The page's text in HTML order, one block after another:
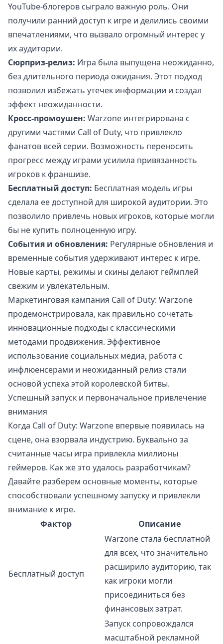
YouTube-блогеров сыграло важную роль. Они
получили ранний доступ к игре и делились своими
впечатлениями, что вызвало огромный интерес у
их аудитории.
Сюрприз-релиз: Игра была выпущена неожиданно,
без длительного периода ожидания. Этот подход
позволил избежать утечек информации и создал
эффект неожиданности.
Кросс-промоушен: Warzone интегрирована с
другими частями Call of Duty, что привлекло
фанатов всей серии. Возможность переносить
прогресс между играми усилила привязанность
игроков к франшизе.
Бесплатный доступ: Бесплатная модель игры
сделала ее доступной для широкой аудитории. Это
позволило привлечь новых игроков, которые могли
бы не купить полноценную игру.
События и обновления: Регулярные обновления и
временные события удерживают интерес к игре.
Новые карты, режимы и скины делают геймплей
свежим и увлекательным.
Маркетинговая кампания Call of Duty: Warzone
продемонстрировала, как правильно сочетать
инновационные подходы с классическими
методами продвижения. Эффективное
использование социальных медиа, работа с
инфлюенсерами и неожиданный релиз стали
основой успеха этой королевской битвы.
Успешный запуск и первоначальное привлечение
внимания
Когда Call of Duty: Warzone впервые появилась на
сцене, она взорвала индустрию. Буквально за
считанные часы игра привлекла миллионы
геймеров. Как же это удалось разработчикам?
Давайте разберем основные моменты, которые
способствовали успешному запуску и привлекли
внимание к игре.
Фактор
Описание
Бесплатный доступ
Warzone стала бесплатной
для всех, что значительно
расширило аудиторию, так
как игроки могли
присоединиться без
финансовых затрат.
Запуск сопровождался
масштабной рекламной